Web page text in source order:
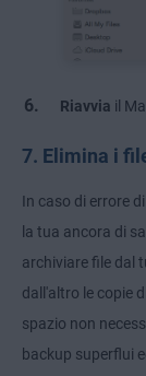
Riavvia il
7. Elimina i
In caso di errore
la tua ancora di
archiviare file dal
dall'altro le copie
spazio non
backup superflui